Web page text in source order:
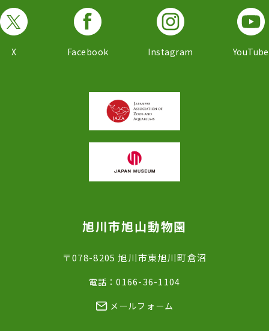
X Facebook Instagram YouTube
旭川市旭山動物園
〒078-8205 旭川市東旭川町倉沼
電話：0166-36-1104
メールフォーム